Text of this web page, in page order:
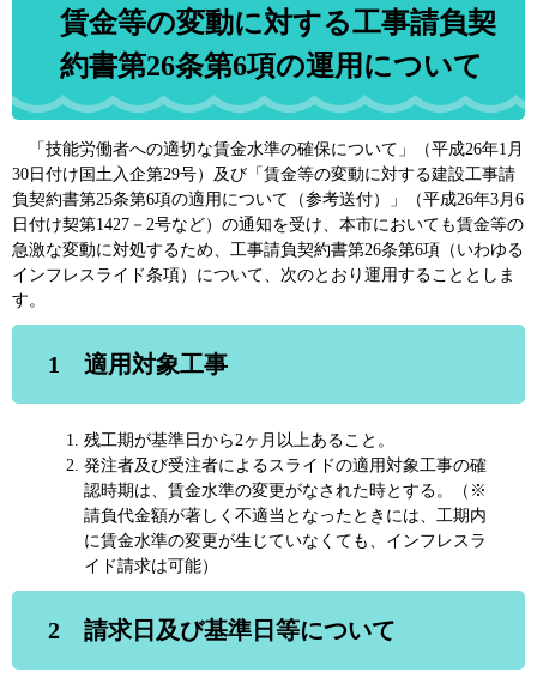
賃金等の変動に対する工事請負契
約書第26条第6項の運用について
「技能労働者への適切な賃金水準の確保について」（平成26年1月
30日付け国土入企第29号）及び「賃金等の変動に対する建設工事請
負契約書第25条第6項の適用について（参考送付）」（平成26年3月6
日付け契第1427－2号など）の通知を受け、本市においても賃金等の
急激な変動に対処するため、工事請負契約書第26条第6項（いわゆる
インフレスライド条項）について、次のとおり運用することとしま
す。
1 適用対象工事
残工期が基準日から2ヶ月以上あること。
発注者及び受注者によるスライドの適用対象工事の確
認時期は、賃金水準の変更がなされた時とする。（※
請負代金額が著しく不適当となったときには、工期内
に賃金水準の変更が生じていなくても、インフレスラ
イド請求は可能）
2 請求日及び基準日等について